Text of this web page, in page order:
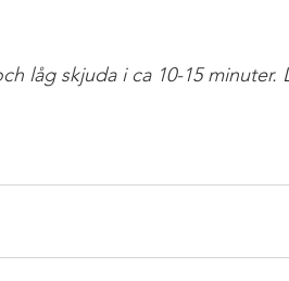
låg skjuda i ca 10-15 minuter.